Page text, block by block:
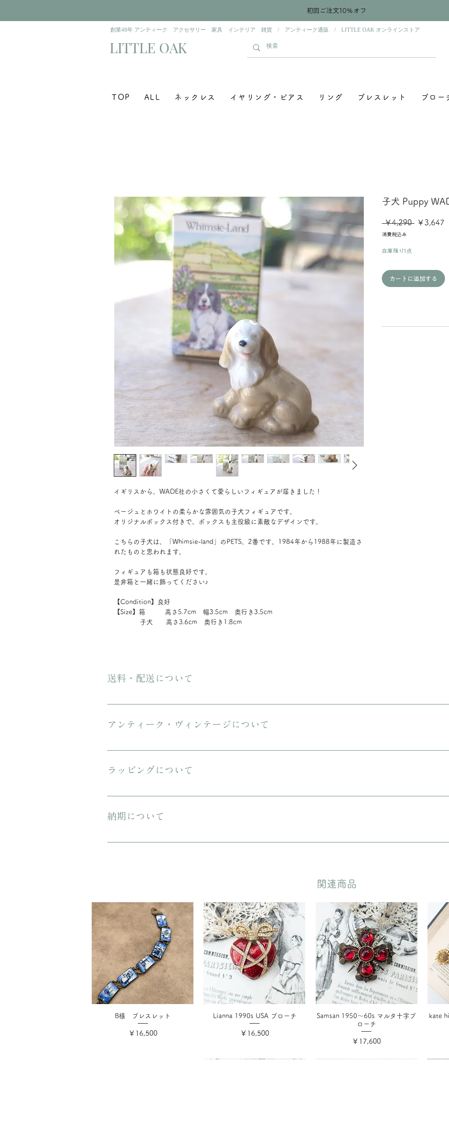
初回ご注文10％オフ
​創業48年 アンティーク アクセサリー 家具 インテリア 雑貨 / アンティーク通販 / LITTLE OAK オンラインストア
​LITTLE OAK
TOP ALL ネックレス イヤリング・ピアス リング ブレスレット ブロー
イギリスから、WADE社の小さくて愛らしいフィギュアが届きました！
ベージュとホワイトの柔らかな雰囲気の子犬フィギュアです。
オリジナルボックス付きで、ボックスも主役級に素敵なデザインです。
こちらの子犬は、「Whimsie-land」のPETS、2番です。1984年から1988年に製造さ
れたものと思われます。
フィギュアも箱も状態良好です。
是非箱と一緒に飾ってください♪
【Condition】良好
【Size】箱 高さ5.7cm 幅3.5cm 奥行き3.5cm
子犬 高さ3.6cm 奥行き1.8cm
子犬 Puppy
￥4,290 通￥3,647
消費税込み
在庫残り1点
カートに追加する
送料・配送について
ご購入金額が8000円以上の場合、配送料は無料です。 ご購入金額が8000円以下の場合、配送料は330円で
アンティーク・ヴィンテージについて
傷や汚れについて可能な限り記載をしておりますが、状態の良いお品でも経年による小さな傷汚れがある場
ラッピングについて
プレゼント用にご購入される場合、箱に入れてリボンをおかけいたします。 備考欄に”無料ギフトラッピン
納期について
ご注文から配送までに1-3営業日ほどいただきます。
​関連商品
B様 ブレスレット
価格
￥16,500
Lianna 1990s USA ブローチ
価格
￥16,500
Samsan 1950〜60s マルタ十字ブ
ローチ
価格
￥17,600
kate